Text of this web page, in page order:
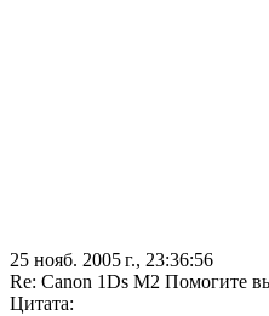
25 нояб. 2005 г., 23:36:56
Re: Canon 1Ds M2 Помогите
Цитата: